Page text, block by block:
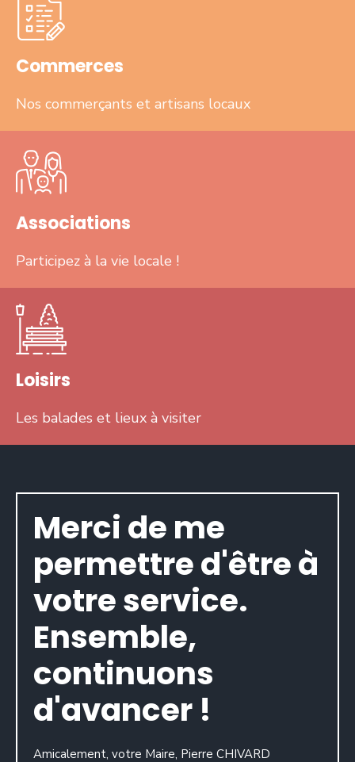
Commerces
Nos commerçants et artisans locaux
Associations
Participez à la vie locale !
Loisirs
Les balades et lieux à visiter
Merci de me
permettre d'être à
votre service.
Ensemble,
continuons
d'avancer !
Amicalement, votre Maire, Pierre CHIVARD